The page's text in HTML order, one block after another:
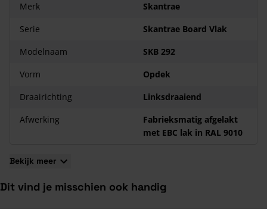
Merk
Skantrae
Serie
Skantrae Board Vlak
Modelnaam
SKB 292
Vorm
Opdek
Draairichting
Linksdraaiend
Afwerking
Fabrieksmatig afgelakt
met EBC lak in RAL 9010
Bekijk meer
Dit vind je misschien ook handig